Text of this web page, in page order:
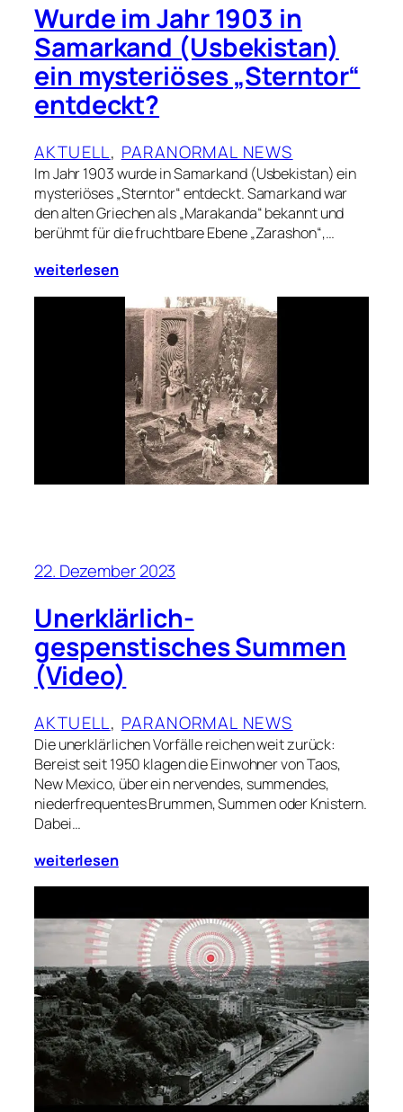
Wurde im Jahr 1903 in
Samarkand (Usbekistan)
ein mysteriöses „Sterntor“
entdeckt?
AKTUELL, PARANORMAL NEWS
Im Jahr 1903 wurde in Samarkand (Usbekistan) ein
mysteriöses „Sterntor“ entdeckt. Samarkand war
den alten Griechen als „Marakanda“ bekannt und
berühmt für die fruchtbare Ebene „Zarashon“,…
weiterlesen
22. Dezember 2023
Unerklärlich-
gespenstisches Summen
(Video)
AKTUELL, PARANORMAL NEWS
Die unerklärlichen Vorfälle reichen weit zurück:
Bereist seit 1950 klagen die Einwohner von Taos,
New Mexico, über ein nervendes, summendes,
niederfrequentes Brummen, Summen oder Knistern.
Dabei…
weiterlesen